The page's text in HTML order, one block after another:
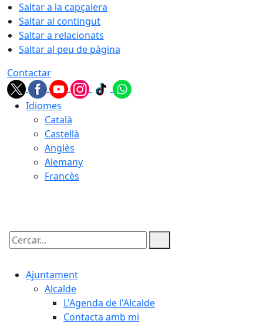
Saltar a la capçalera
Saltar al contingut
Saltar a relacionats
Saltar al peu de pàgina
Contactar
Idiomes
Català
Castellà
Anglès
Alemany
Francès
Cercar:
Ajuntament
Alcalde
L'Agenda de l'Alcalde
Contacta amb mi